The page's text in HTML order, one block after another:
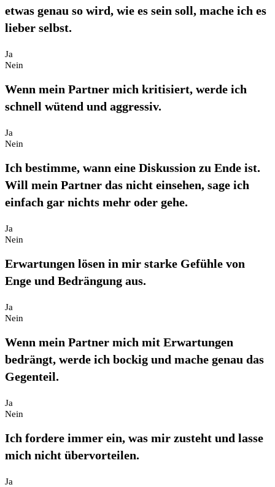
etwas genau so wird, wie es sein soll, mache ich es
lieber selbst.
Ja
Nein
Wenn mein Partner mich kritisiert, werde ich
schnell wütend und aggressiv.
Ja
Nein
Ich bestimme, wann eine Diskussion zu Ende ist.
Will mein Partner das nicht einsehen, sage ich
einfach gar nichts mehr oder gehe.
Ja
Nein
Erwartungen lösen in mir starke Gefühle von
Enge und Bedrängung aus.
Ja
Nein
Wenn mein Partner mich mit Erwartungen
bedrängt, werde ich bockig und mache genau das
Gegenteil.
Ja
Nein
Ich fordere immer ein, was mir zusteht und lasse
mich nicht übervorteilen.
Ja